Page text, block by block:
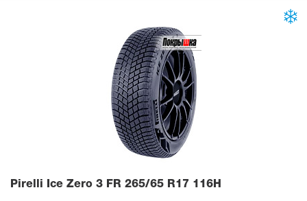
Pirelli Ice Zero 3 FR 265/65 R17 116H